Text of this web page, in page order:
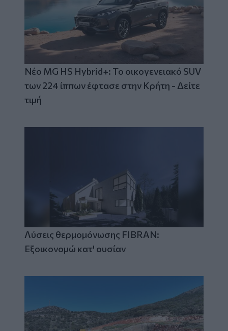
Νέο MG HS Hybrid+: Το οικογενειακό SUV
των 224 ίππων έφτασε στην Κρήτη - Δείτε
τιμή
Λύσεις θερμομόνωσης FIBRAN:
Εξοικονομώ κατ' ουσίαν